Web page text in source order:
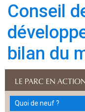
Conseil
bilan du
LE PARC EN ACTION
Quoi de neuf ?